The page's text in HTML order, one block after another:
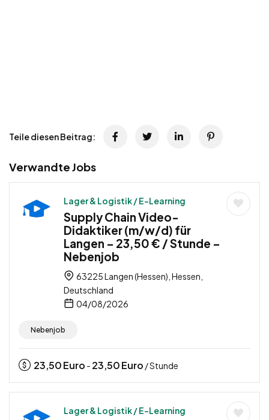
Teile diesen Beitrag:
Verwandte Jobs
Lager & Logistik / E-Learning
Supply Chain Video-
Didaktiker (m/w/d) für
Langen – 23,50 € / Stunde –
Nebenjob
63225 Langen (Hessen), Hessen,
Deutschland
04/08/2026
Nebenjob
23,50Euro - 23,50Euro / Stunde
Lager & Logistik / E-Learning